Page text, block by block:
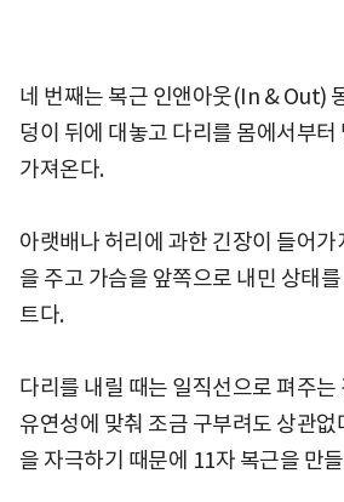
네 번째는 복근 인앤아웃(In & Out)
덩이 뒤에 대놓고 다리를 몸에서부터
가져온다.
아랫배나 허리에 과한 긴장이 들어가
을 주고 가슴을 앞쪽으로 내민 상태
트다.
다리를 내릴 때는 일직선으로 펴주는
유연성에 맞춰 조금 구부려도 상관없
을 자극하기 때문에 11자 복근을 만